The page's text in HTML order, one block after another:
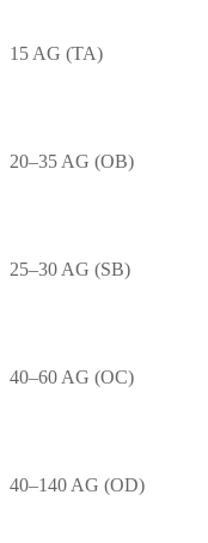
15 AG (TA)
20–35 AG (OB)
25–30 AG (SB)
40–60 AG (OC)
40–140 AG (OD)